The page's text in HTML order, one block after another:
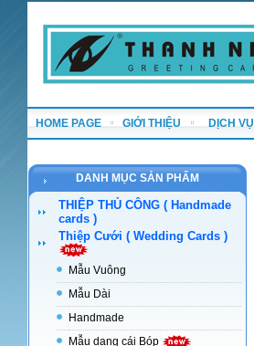
HOME PAGE GIỚI THIỆU DỊCH VỤ
DANH MỤC SẢN PHẨM
THIỆP THỦ CÔNG ( Handmade
cards )
Thiệp Cưới ( Wedding Cards )
Mẫu Vuông
Mẫu Dài
Handmade
Mẫu dạng cái Bóp